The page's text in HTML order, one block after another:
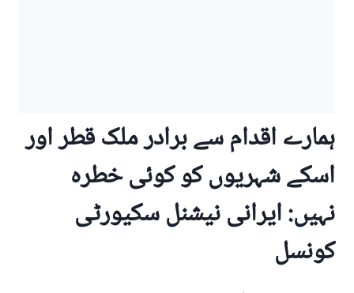
ہمارے اقدام سے برادر ملک قطر اور
اسکے شہریوں کو کوئی خطرہ
نہیں: ایرانی نیشنل سکیورٹی
کونسل